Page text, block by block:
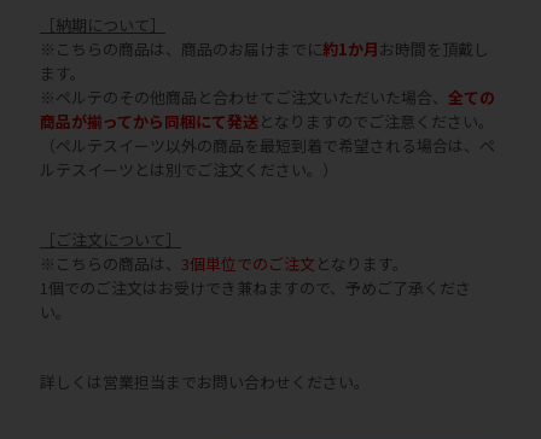
［納期について］
※こちらの商品は、商品のお届けまでに約1か月お時間を頂戴し
ます。
※ペルテのその他商品と合わせてご注文いただいた場合、 全ての
商品が揃ってから同梱にて発送となりますのでご注意ください。
（ペルテスイーツ以外の商品を最短到着で希望される場合は、ペ
ルテスイーツとは別でご注文ください。）
［ご注文について］
※こちらの商品は、 3個単位でのご注文 となります。
1個でのご注文はお受けでき兼ねますので、予めご了承くださ
い。
詳しくは営業担当までお問い合わせください。